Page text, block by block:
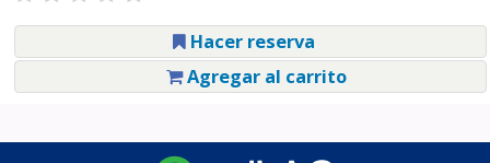
Hacer reserva
Agregar al carrito